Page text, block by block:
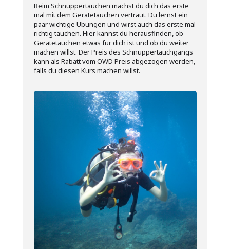
Beim Schnuppertauchen machst du dich das erste
mal mit dem Gerätetauchen vertraut. Du lernst ein
paar wichtige Übungen und wirst auch das erste mal
richtig tauchen. Hier kannst du herausfinden, ob
Gerätetauchen etwas für dich ist und ob du weiter
machen willst. Der Preis des Schnuppertauchgangs
kann als Rabatt vom OWD Preis abgezogen werden,
falls du diesen Kurs machen willst.